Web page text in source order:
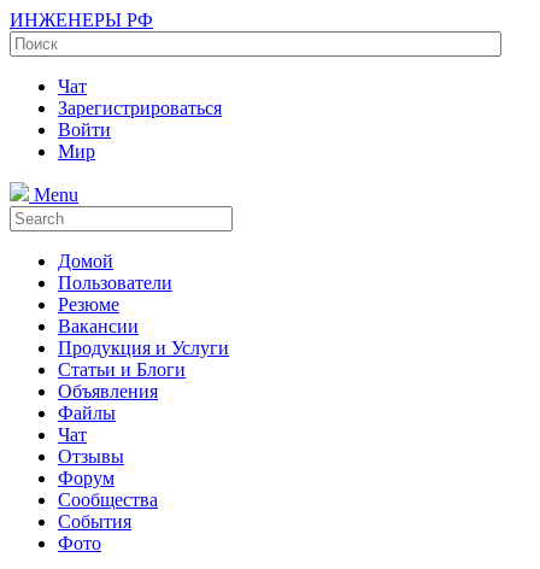
ИНЖЕНЕРЫ РФ
Чат
Зарегистрироваться
Войти
Мир
Menu
Домой
Пользователи
Резюме
Вакансии
Продукция и Услуги
Статьи и Блоги
Объявления
Файлы
Чат
Отзывы
Форум
Сообщества
События
Фото